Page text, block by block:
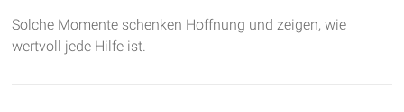
Solche Momente schenken Hoffnung und zeigen, wie
wertvoll jede Hilfe ist.